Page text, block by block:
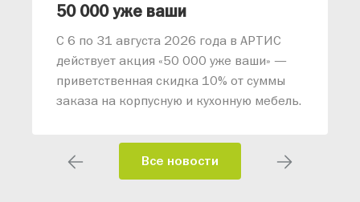
50 000 уже ваши
С 6 по 31 августа 2026 года в АРТИС
действует акция «50 000 уже ваши» —
приветственная скидка 10% от суммы
заказа на корпусную и кухонную мебель.
Все новости